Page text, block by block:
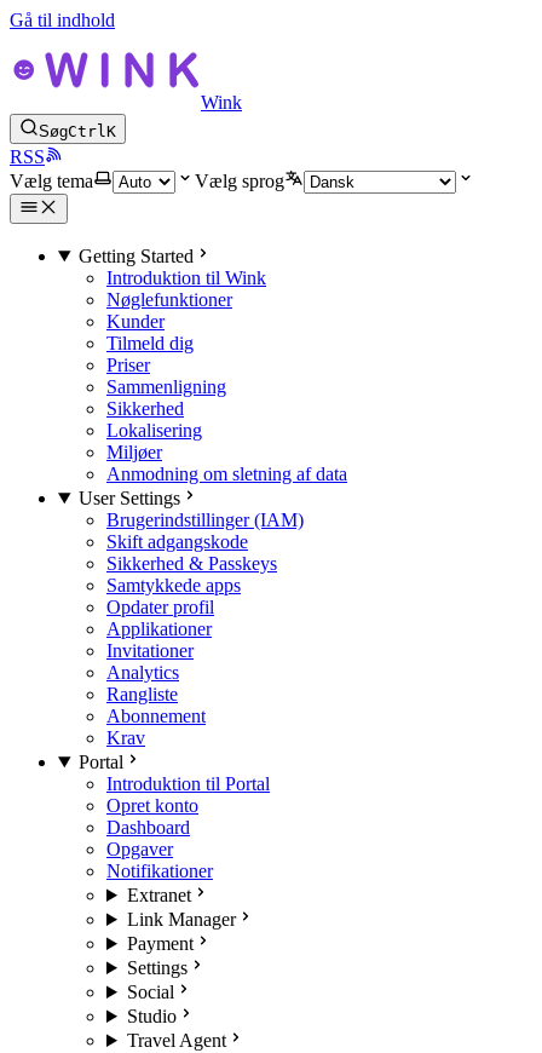
Gå til indhold
Wink
SøgCtrlK
RSS
Vælg tema
Vælg sprog
Getting Started
Introduktion til Wink
Nøglefunktioner
Kunder
Tilmeld dig
Priser
Sammenligning
Sikkerhed
Lokalisering
Miljøer
Anmodning om sletning af data
User Settings
Brugerindstillinger (IAM)
Skift adgangskode
Sikkerhed & Passkeys
Samtykkede apps
Opdater profil
Applikationer
Invitationer
Analytics
Rangliste
Abonnement
Krav
Portal
Introduktion til Portal
Opret konto
Dashboard
Opgaver
Notifikationer
Extranet
Link Manager
Payment
Settings
Social
Studio
Travel Agent